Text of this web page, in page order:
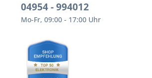
04954 - 994012
Mo-Fr, 09:00 - 17:00 Uhr